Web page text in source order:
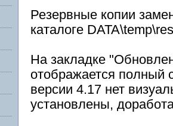
Резервные копии
каталоге
На закладке
отображается полный
версии 4.17 нет
установлены,